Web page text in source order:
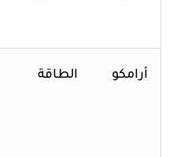
أرامكو الطاقة